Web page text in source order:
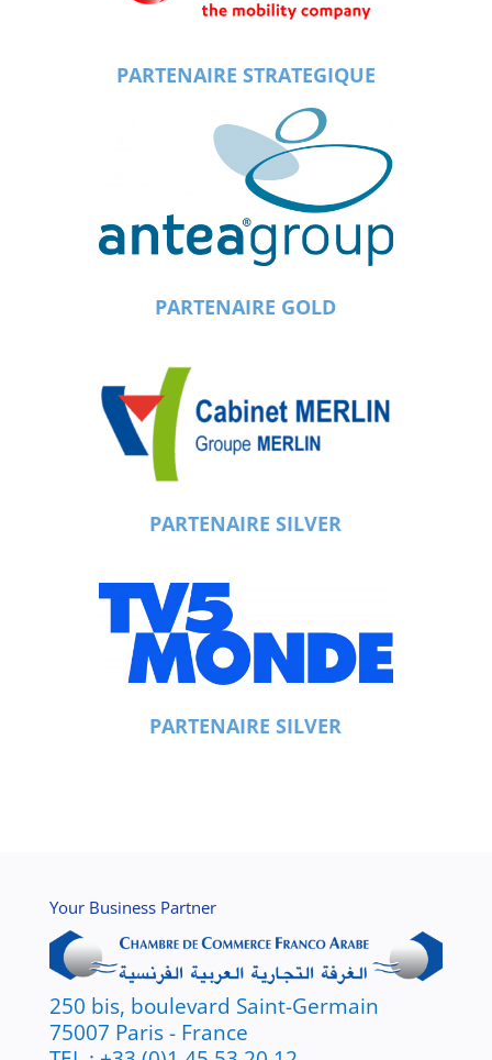
PARTENAIRE STRATEGIQUE
PARTENAIRE GOLD
PARTENAIRE SILVER
PARTENAIRE SILVER
Your Business Partner
250 bis, boulevard Saint-Germain
75007 Paris - France